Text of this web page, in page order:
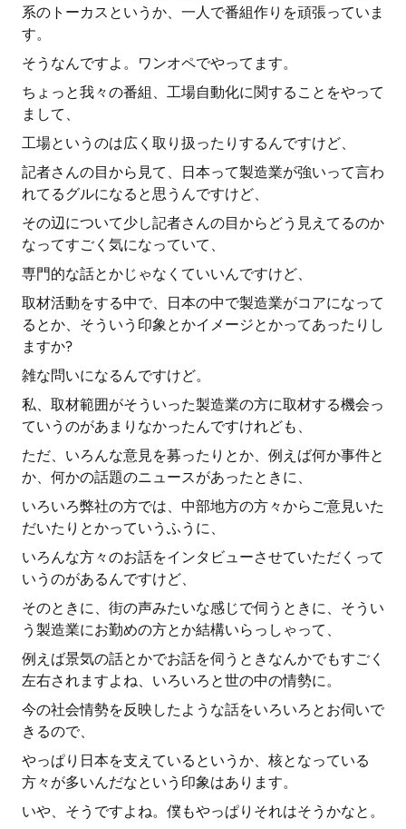
系のトーカスというか、一人で番組作りを頑張っていま
す。
そうなんですよ。ワンオペでやってます。
ちょっと我々の番組、工場自動化に関することをやって
まして、
工場というのは広く取り扱ったりするんですけど、
記者さんの目から見て、日本って製造業が強いって言わ
れてるグルになると思うんですけど、
その辺について少し記者さんの目からどう見えてるのか
なってすごく気になっていて、
専門的な話とかじゃなくていいんですけど、
取材活動をする中で、日本の中で製造業がコアになって
るとか、そういう印象とかイメージとかってあったりし
ますか?
雑な問いになるんですけど。
私、取材範囲がそういった製造業の方に取材する機会っ
ていうのがあまりなかったんですけれども、
ただ、いろんな意見を募ったりとか、例えば何か事件と
か、何かの話題のニュースがあったときに、
いろいろ弊社の方では、中部地方の方々からご意見いた
だいたりとかっていうふうに、
いろんな方々のお話をインタビューさせていただくって
いうのがあるんですけど、
そのときに、街の声みたいな感じで伺うときに、そうい
う製造業にお勤めの方とか結構いらっしゃって、
例えば景気の話とかでお話を伺うときなんかでもすごく
左右されますよね、いろいろと世の中の情勢に。
今の社会情勢を反映したような話をいろいろとお伺いで
きるので、
やっぱり日本を支えているというか、核となっている
方々が多いんだなという印象はあります。
いや、そうですよね。僕もやっぱりそれはそうかなと。